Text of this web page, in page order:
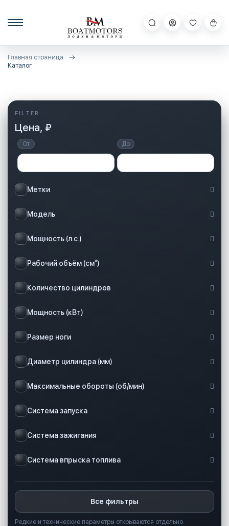
Главная страница
Каталог
Цена, ₽
От До
Метки
Модель
Мощность (л.с.)
Рабочий объём (см³)
Количество цилиндров
Мощность (кВт)
Размер ноги
Диаметр цилиндра (мм)
Максимальные обороты (об/мин)
Система запуска
Система зажигания
Система впрыска топлива
Все фильтры
Редкие и технические параметры открываются отдельно.